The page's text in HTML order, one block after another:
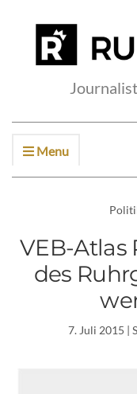
Menu
VEB-Atlas
des
7. Juli 2015 |